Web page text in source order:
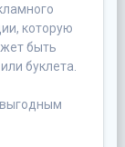
которую
быть
буклета.
выгодным